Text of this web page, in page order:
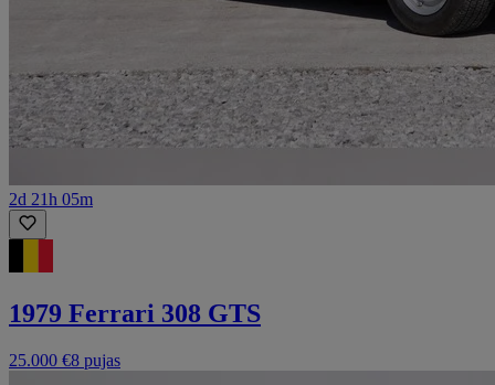
2d 21h 05m
1979 Ferrari 308 GTS
25.000 €8 pujas